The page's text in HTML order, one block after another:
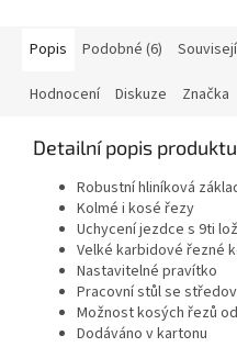
Popis Podobné (6)
Hodnocení Diskuze Značka
Detailní popis produktu
Robustní hliníková
Kolmé i kosé řezy
Uchycení jezdce s 9ti
Velké karbidové řezné
Nastavitelné pravítko
Pracovní stůl se
Možnost kosých řezů
Dodáváno v kartonu